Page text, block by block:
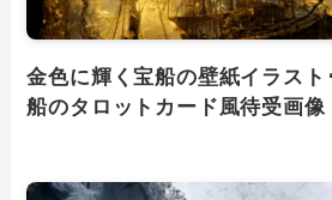
金色に輝く宝船の壁紙イラスト
船のタロットカード風待受画像